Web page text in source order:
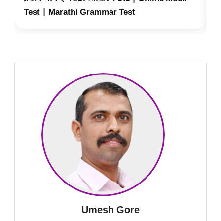
Test | Marathi Grammar Test
Umesh Gore